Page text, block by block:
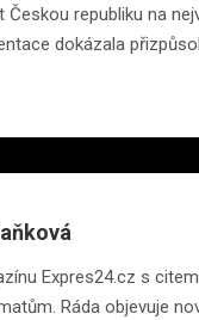
republiku na
dokázala
Expres24.cz s
Ráda objevuje